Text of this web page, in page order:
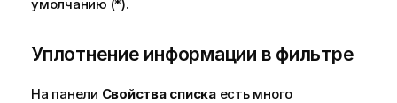
умолчанию (*).
Уплотнение информации в фильтре
На панели Свойства спискаесть много